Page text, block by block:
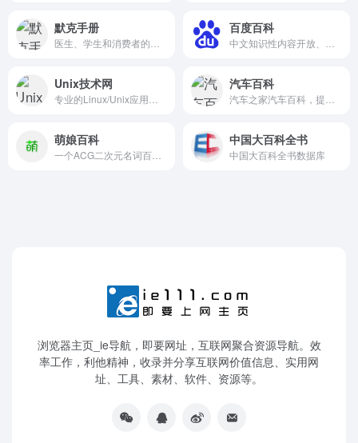
默克手册 百度百科
Unix技术网 汽车百科
萌娘百科 中国大百科全书
中国大百科全书数据库
浏览器主页_ie导航，即要网址，互联网聚合资源导航。效
率工作，利他精神，收录并分享互联网价值信息、实用网
址、工具、素材、软件、资源等。